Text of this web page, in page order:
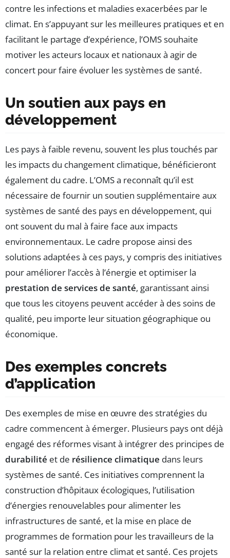
contre les infections et maladies exacerbées par le
climat. En s’appuyant sur les meilleures pratiques et en
facilitant le partage d’expérience, l’OMS souhaite
motiver les acteurs locaux et nationaux à agir de
concert pour faire évoluer les systèmes de santé.
Un soutien aux pays en
développement
Les pays à faible revenu, souvent les plus touchés par
les impacts du changement climatique, bénéficieront
également du cadre. L’OMS a reconnaît qu’il est
nécessaire de fournir un soutien supplémentaire aux
systèmes de santé des pays en développement, qui
ont souvent du mal à faire face aux impacts
environnementaux. Le cadre propose ainsi des
solutions adaptées à ces pays, y compris des initiatives
pour améliorer l’accès à l’énergie et optimiser la
prestation de services de santé, garantissant ainsi
que tous les citoyens peuvent accéder à des soins de
qualité, peu importe leur situation géographique ou
économique.
Des exemples concrets
d’application
Des exemples de mise en œuvre des stratégies du
cadre commencent à émerger. Plusieurs pays ont déjà
engagé des réformes visant à intégrer des principes de
durabilité et de résilience climatique dans leurs
systèmes de santé. Ces initiatives comprennent la
construction d’hôpitaux écologiques, l’utilisation
d’énergies renouvelables pour alimenter les
infrastructures de santé, et la mise en place de
programmes de formation pour les travailleurs de la
santé sur la relation entre climat et santé. Ces projets